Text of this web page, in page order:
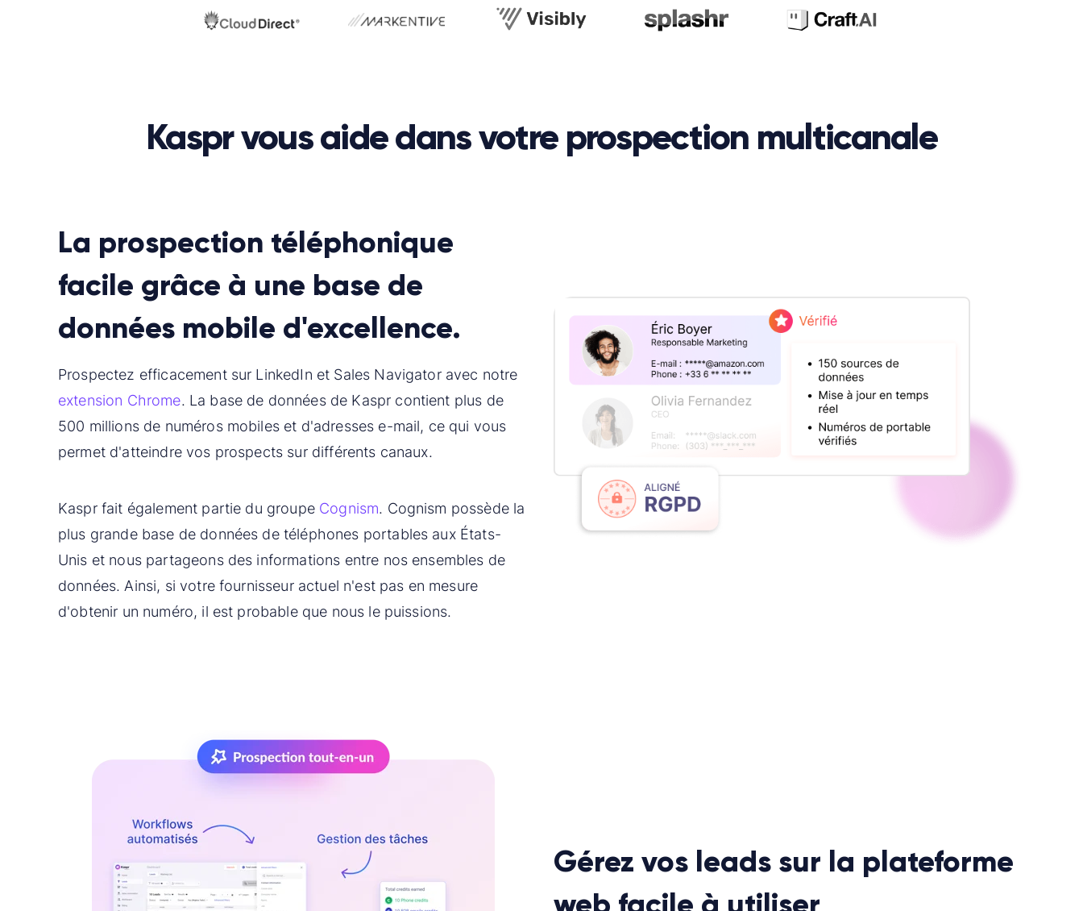
Kaspr vous aide dans votre prospection multicanale
La prospection téléphonique
facile grâce à une base de
données mobile d'excellence.
Prospectez efficacement sur LinkedIn et Sales Navigator avec notre
extension Chrome. La base de données de Kaspr contient plus de
500 millions de numéros mobiles et d'adresses e-mail, ce qui vous
permet d'atteindre vos prospects sur différents canaux.
Kaspr fait également partie du groupe Cognism. Cognism possède la
plus grande base de données de téléphones portables aux États-
Unis et nous partageons des informations entre nos ensembles de
données. Ainsi, si votre fournisseur actuel n'est pas en mesure
d'obtenir un numéro, il est probable que nous le puissions.
Gérez vos leads sur la plateforme